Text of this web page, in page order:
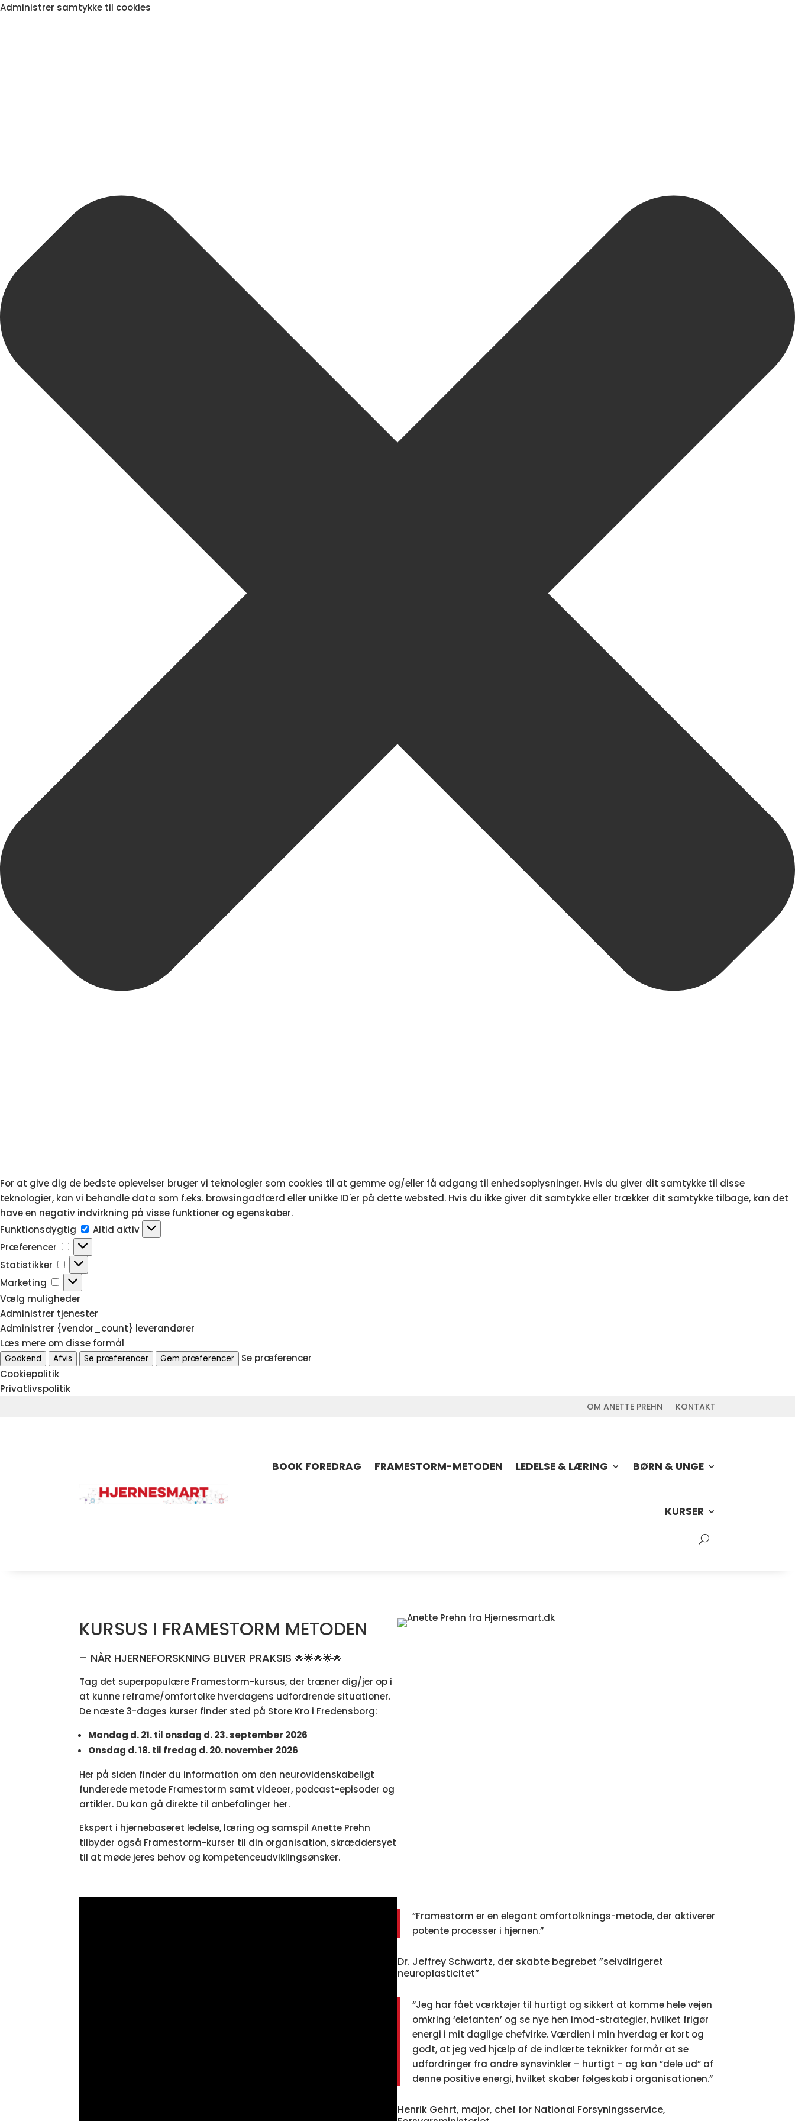
Administrer samtykke til cookies
For at give dig de bedste oplevelser bruger vi teknologier som cookies til at gemme og/eller få adgang til enhedsoplysninger. Hvis du giver dit samtykke til disse
teknologier, kan vi behandle data som f.eks. browsingadfærd eller unikke ID'er på dette websted. Hvis du ikke giver dit samtykke eller trækker dit samtykke tilbage, kan det
have en negativ indvirkning på visse funktioner og egenskaber.
Funktionsdygtig
Funktionsdygtig
Altid aktiv
Præferencer
Præferencer
Statistikker
Statistikker
Marketing
Marketing
Vælg muligheder
Administrer tjenester
Administrer {vendor_count} leverandører
Læs mere om disse formål
Godkend Afvis Se præferencer Gem præferencer
Se præferencer
Cookiepolitik
Privatlivspolitik
OM ANETTE PREHN KONTAKT
BOOK FOREDRAG FRAMESTORM-METODEN LEDELSE & LÆRING BØRN & UNGE
KURSER
KURSUS I FRAMESTORM METODEN
– NÅR HJERNEFORSKNING BLIVER PRAKSIS🌟🌟🌟🌟🌟
Tag det superpopulære Framestorm-kursus, der træner dig/jer op i
at kunne reframe/omfortolke hverdagens udfordrende situationer.
De næste 3-dages kurser finder sted på Store Kro i Fredensborg:
Mandag d. 21. til onsdag d. 23. september 2026
Onsdag d. 18. til fredag d. 20. november 2026
Her på siden finder du information om den neurovidenskabeligt
funderede metode Framestorm samt videoer, podcast-episoder og
artikler. Du kan gå direkte til anbefalinger her.
Ekspert i hjernebaseret ledelse, læring og samspil Anette Prehn
tilbyder også Framestorm-kurser til din organisation, skræddersyet
til at møde jeres behov og kompetenceudviklingsønsker.
“Framestorm er en elegant omfortolknings-metode, der aktiverer
potente processer i hjernen.”
Dr. Jeffrey Schwartz, der skabte begrebet ”selvdirigeret
neuroplasticitet”
“Jeg har fået værktøjer til hurtigt og sikkert at komme hele vejen
omkring ‘elefanten’ og se nye hen imod-strategier, hvilket frigør
energi i mit daglige chefvirke. Værdien i min hverdag er kort og
godt, at jeg ved hjælp af de indlærte teknikker formår at se
udfordringer fra andre synsvinkler – hurtigt – og kan ”dele ud” af
denne positive energi, hvilket skaber følgeskab i organisationen.”
Henrik Gehrt, major, chef for National Forsyningsservice,